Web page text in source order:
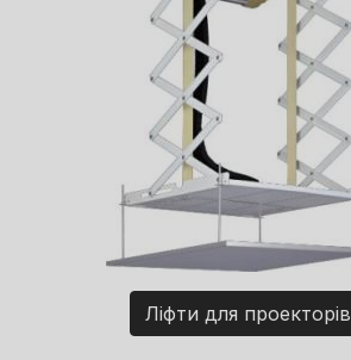
Ліфти для проекторів